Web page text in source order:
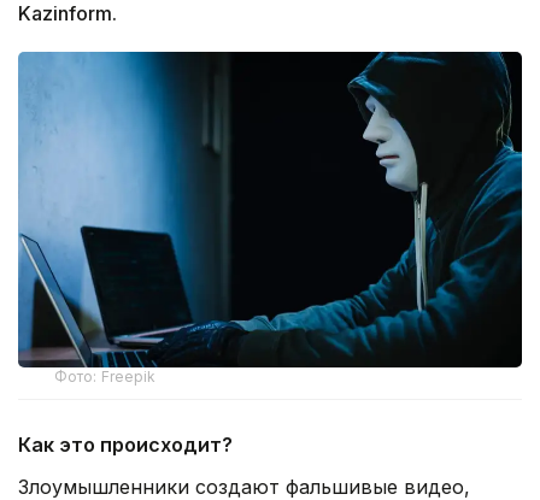
Kazinform.
Фото: Freepik
Как это происходит?
Злоумышленники создают фальшивые видео,